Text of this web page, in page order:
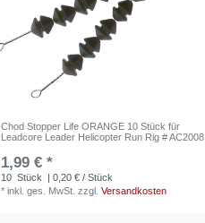
Chod Stopper Life ORANGE 10 Stück für
Leadcore Leader Helicopter Run Rig # AC2008
1,99 € *
10 Stück
| 0,20 € / Stück
*inkl. ges. MwSt. zzgl.Versandkosten